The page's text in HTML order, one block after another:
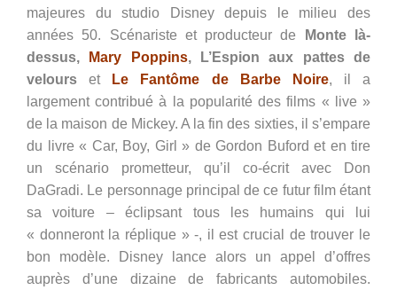
majeures du studio Disney depuis le milieu des
années 50. Scénariste et producteur de
Monte là-
dessus,
Mary Poppins, L’Espion aux pattes de
velours et Le Fantôme de Barbe Noire, il a
largement contribué à la popularité des films « live »
de la maison de Mickey. A la fin des sixties, il s’empare
du livre « Car, Boy, Girl » de Gordon Buford et en tire
un scénario prometteur, qu’il co-écrit avec Don
DaGradi. Le personnage principal de ce futur film étant
sa voiture – éclipsant tous les humains qui lui
« donneront la réplique » -, il est crucial de trouver le
bon modèle. Disney lance alors un appel d’offres
auprès d’une dizaine de fabricants automobiles.